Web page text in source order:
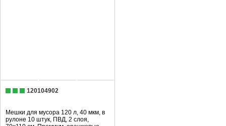
120104902
Мешки для мусора 120 л, 40 мкм, в
рулоне 10 штук, ПВД, 2 слоя,